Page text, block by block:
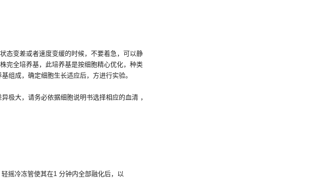
态变差或者速度变缓的时候，不要着急，可以静
完全培养基，此培养基是按细胞精心优化，种类
组成，确定细胞生长适应后，方进行实验。
极大，请务必依据细胞说明书选择相应的血清 ，
摇冷冻管使其在1 分钟内全部融化后，以